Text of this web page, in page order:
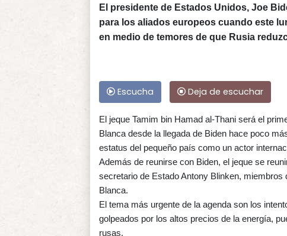
El presidente de Estados Unidos, Joe
para los aliados europeos cuando este
en medio de temores de que Rusia
Escucha Deja de escuchar
El jeque Tamim bin Hamad al-Thani será el
Blanca desde la llegada de Biden hace poco
estatus del pequeño país como un actor
Además de reunirse con Biden, el jeque se
secretario de Estado Antony Blinken,
Blanca.
El tema más urgente de la agenda son los
golpeados por los altos precios de la energía,
rusas.